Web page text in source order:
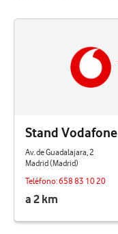
Stand Vodafone
Av. de Guadalajara, 2
Madrid (Madrid)
Teléfono:658 83 10 20
a 2 km